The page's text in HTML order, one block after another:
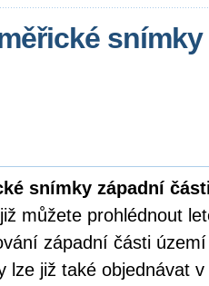
snímky západní
můžete prohlédnout
západní části
lze již také objednávat